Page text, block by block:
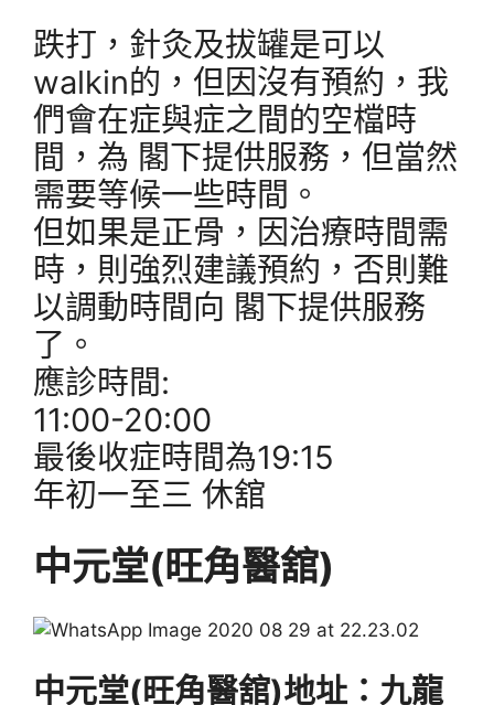
跌打，針灸及拔罐是可以
walkin的，但因沒有預約，我
們會在症與症之間的空檔時
間，為 閣下提供服務，但當然
需要等候一些時間。
但如果是正骨，因治療時間需
時，則強烈建議預約，否則難
以調動時間向 閣下提供服務
了。
應診時間:
11:00-20:00
最後收症時間為19:15
年初一至三 休舘
中元堂(旺角醫舘)
中元堂(旺角醫舘)地址：九龍